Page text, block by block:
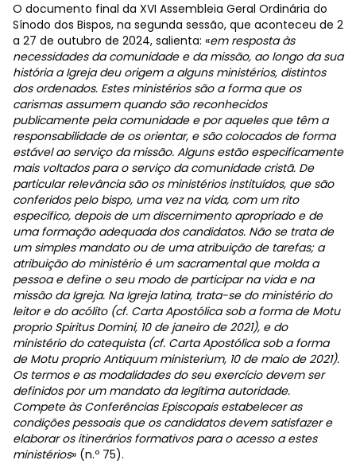
O documento final da XVI Assembleia Geral Ordinária do
Sínodo dos Bispos, na segunda sessão, que aconteceu de 2
a 27 de outubro de 2024, salienta: «em resposta às
necessidades da comunidade e da missão, ao longo da sua
história a Igreja deu origem a alguns ministérios, distintos
dos ordenados. Estes ministérios são a forma que os
carismas assumem quando são reconhecidos
publicamente pela comunidade e por aqueles que têm a
responsabilidade de os orientar, e são colocados de forma
estável ao serviço da missão. Alguns estão especificamente
mais voltados para o serviço da comunidade cristã. De
particular relevância são os ministérios instituídos, que são
conferidos pelo bispo, uma vez na vida, com um rito
específico, depois de um discernimento apropriado e de
uma formação adequada dos candidatos. Não se trata de
um simples mandato ou de uma atribuição de tarefas; a
atribuição do ministério é um sacramental que molda a
pessoa e define o seu modo de participar na vida e na
missão da Igreja. Na Igreja latina, trata-se do ministério do
leitor e do acólito (cf. Carta Apostólica sob a forma de Motu
proprio Spiritus Domini, 10 de janeiro de 2021), e do
ministério do catequista (cf. Carta Apostólica sob a forma
de Motu proprio Antiquum ministerium, 10 de maio de 2021).
Os termos e as modalidades do seu exercício devem ser
definidos por um mandato da legítima autoridade.
Compete às Conferências Episcopais estabelecer as
condições pessoais que os candidatos devem satisfazer e
elaborar os itinerários formativos para o acesso a estes
ministérios» (n.º 75).